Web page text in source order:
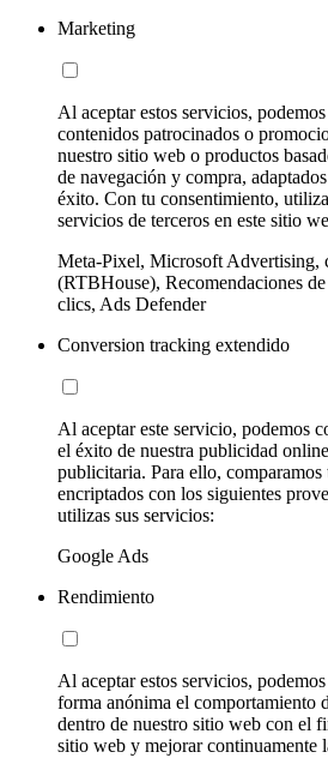
Marketing
Al aceptar estos servicios,
contenidos patrocinados o
nuestro sitio web o productos
de navegación y compra,
éxito. Con tu consentimiento,
servicios de terceros en este sitio
Meta-Pixel, Microsoft Advertising,
(RTBHouse), Recomendaciones
clics, Ads Defender
Conversion tracking extendido
Al aceptar este servicio, podemos
el éxito de nuestra publicidad
publicitaria. Para ello, comparamos
encriptados con los siguientes
utilizas sus servicios:
Google Ads
Rendimiento
Al aceptar estos servicios,
forma anónima el comportamiento
dentro de nuestro sitio web con el
sitio web y mejorar continuamente